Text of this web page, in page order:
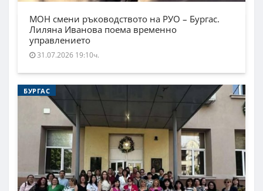
МОН смени ръководството на РУО – Бургас.
Лиляна Иванова поема временно
управлението
31.07.2026 19:10ч.
БУРГАС